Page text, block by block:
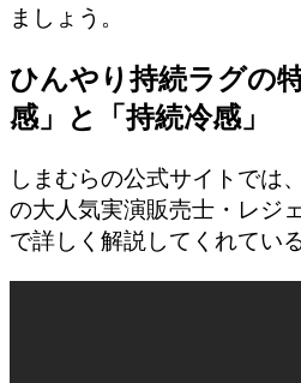
ましょう。
ひんやり持続ラグの
感」と「持続冷感」
しまむらの公式サイトでは
の大人気実演販売士・レジ
で詳しく解説してくれてい